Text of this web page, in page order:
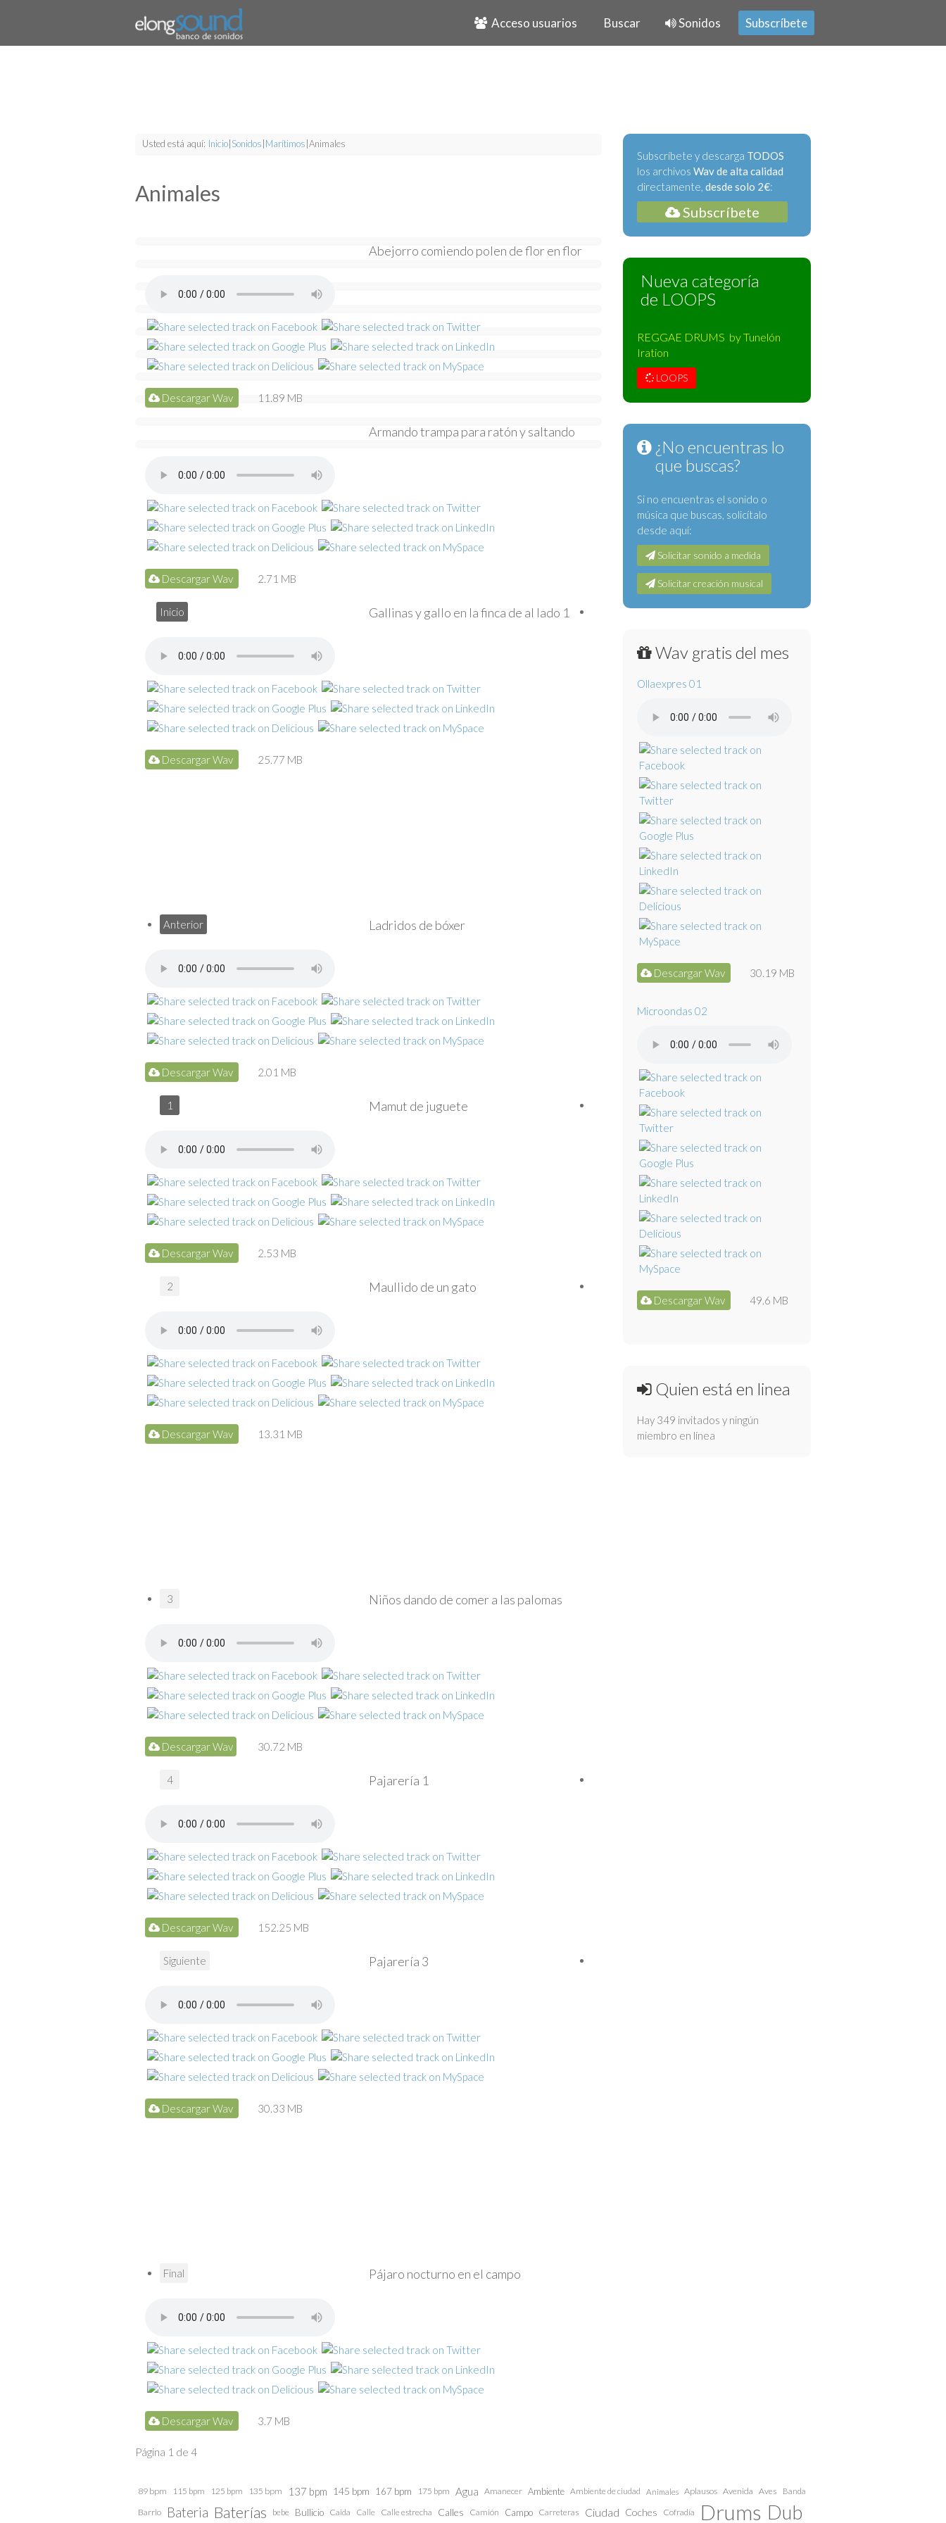
Acceso usuarios Buscar Sonidos Subscríbete
Usted está aquí: Inicio Sonidos Marítimos Animales
Animales
Abejorro comiendo polen de flor en flor
Descargar Wav 11.89 MB
Armando trampa para ratón y saltando
Descargar Wav 2.71 MB
Gallinas y gallo en la finca de al lado 1
Descargar Wav 25.77 MB
Ladridos de bóxer
Descargar Wav 2.01 MB
Mamut de juguete
Descargar Wav 2.53 MB
Maullido de un gato
Descargar Wav 13.31 MB
Niños dando de comer a las palomas
Descargar Wav 30.72 MB
Pajarería 1
Descargar Wav 152.25 MB
Pajarería 3
Descargar Wav 30.33 MB
Pájaro nocturno en el campo
Descargar Wav 3.7 MB
Inicio
Anterior
1
2
3
4
Siguiente
Final
Página 1 de 4
Subscríbete y descarga TODOS
los archivos Wav de alta calidad
directamente, desde solo 2€:
Subscríbete
Nueva categoría
de LOOPS
REGGAE DRUMS by Tunelón
Iration
LOOPS
¿No encuentras lo
que buscas?
Si no encuentras el sonido o
música que buscas, solicítalo
desde aquí:
Solicitar sonido a medida
Solicitar creación musical
Wav gratis del mes
Ollaexpres 01
Descargar Wav 30.19 MB
Microondas 02
Descargar Wav 49.6 MB
Quien está en linea
Hay 349 invitados y ningún
miembro en línea
89 bpm 115 bpm 125 bpm 135 bpm 137 bpm 145 bpm 167 bpm 175 bpm Agua Amanecer Ambiente Ambiente de ciudad Animales Aplausos Avenida Aves Banda
Barrio Bateria Baterías bebe Bullicio Caida Calle Calle estrecha Calles Camión Campo Carreteras Ciudad Coches Cofradía Drums Dub